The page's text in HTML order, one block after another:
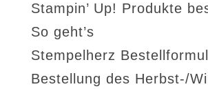
Stampin’ Up! Produkte
So geht’s
Stempelherz
Bestellung des Herbst-/